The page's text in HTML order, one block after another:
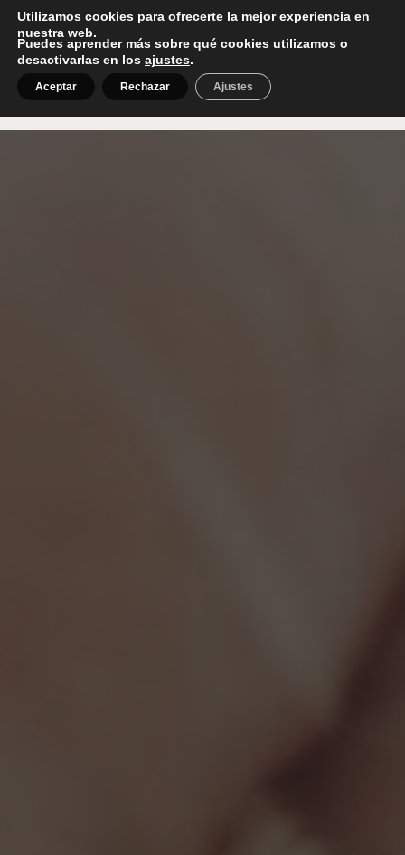
menú
Utilizamos cookies para ofrecerte la mejor experiencia en
nuestra web.
Puedes aprender más sobre qué cookies utilizamos o
desactivarlas en los ajustes.
Aceptar Rechazar Ajustes